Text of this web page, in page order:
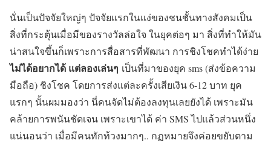
นั่นเป็นปัจจัยใหญ่ๆ ปัจจัยแรกในแง่ของชนชั้นทางสังคมเป็น
สิ่งที่กระตุ้นเมื่อมีของรางวัลล่อใจ ในยุคต่อๆ มา สิ่งที่ทำให้มัน
น่าสนใจขึ้นก็เพราะการสื่อสารที่พัฒนา การชิงโชคทำได้ง่าย
ไม่ได้อยากได้ แต่ลองเล่นๆ เป็นที่มาของยุค sms (ส่งข้อความ
มือถือ) ชิงโชค โดยการส่งแต่ละครั้งเสียเงิน 6-12 บาท ยุค
แรกๆ นั้นผมมองว่า นี่คนจัดไม่ต้องลงทุนเลยยังได้ เพราะมัน
คล้ายการพนันชัดเจน เพราะเขาได้ ค่า SMS ไปแล้วส่วนหนึ่ง
แน่นอนว่า เมื่อมีคนทักท้วงมากๆ.. กฏหมายจึงค่อยขยับตาม